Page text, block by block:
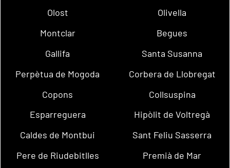
Olost
Olivella
Montclar
Begues
Gallifa
Santa Susanna
Perpètua de Mogoda
Corbera de Llobregat
Copons
Collsuspina
Esparreguera
Hipòlit de Voltregà
Caldes de Montbui
Sant Feliu Sasserra
Pere de Riudebitlles
Premià de Mar